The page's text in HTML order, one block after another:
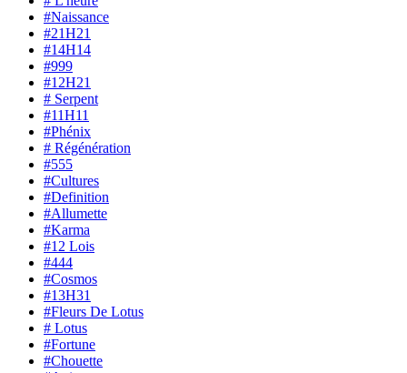
#Naissance
#21H21
#14H14
#999
#12H21
# Serpent
#11H11
#Phénix
# Régénération
#555
#Cultures
#Definition
#Allumette
#Karma
#12 Lois
#444
#Cosmos
#13H31
#Fleurs De Lotus
# Lotus
#Fortune
#Chouette